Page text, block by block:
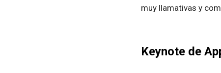
muy llamativas y
Keynote de